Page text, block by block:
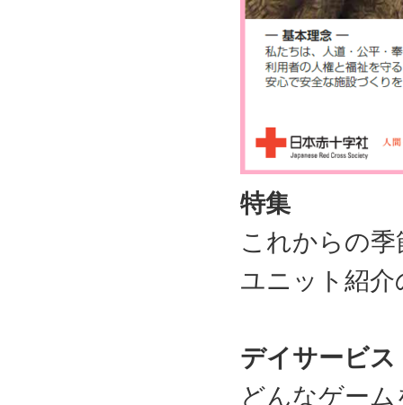
特集
これからの
ユニット紹
デイサービス
どんなゲー